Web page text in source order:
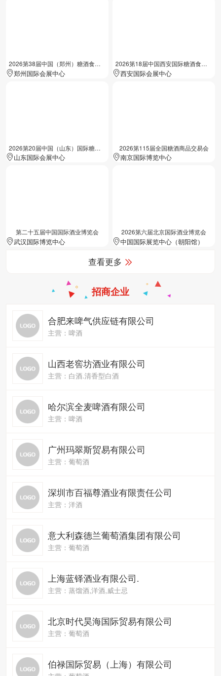
2026第38届中国（郑州）糖酒食品交易会
郑州国际会展中心
2026第18届中国西安国际糖酒食品展览会
西安国际会展中心
2026第20届中国（山东）国际糖酒食品交易会
山东国际会展中心
2026第115届全国糖酒商品交易会
南京国际博览中心
第二十五届中国国际酒业博览会
武汉国际博览中心
2026第六届北京国际酒业博览会
中国国际展览中心（朝阳馆）
查看更多
招商企业
合肥来啤气供应链有限公司
主营：啤酒
山西老窖坊酒业有限公司
主营：白酒.清香型白酒
哈尔滨全麦啤酒有限公司
主营：啤酒
广州玛翠斯贸易有限公司
主营：葡萄酒
深圳市百福尊酒业有限责任公司
主营：洋酒
意大利森德兰葡萄酒集团有限公司
主营：葡萄酒
上海蓝铎酒业有限公司.
主营：蒸馏酒,洋酒,威士忌
北京时代昊海国际贸易有限公司
主营：葡萄酒
伯禄国际贸易（上海）有限公司